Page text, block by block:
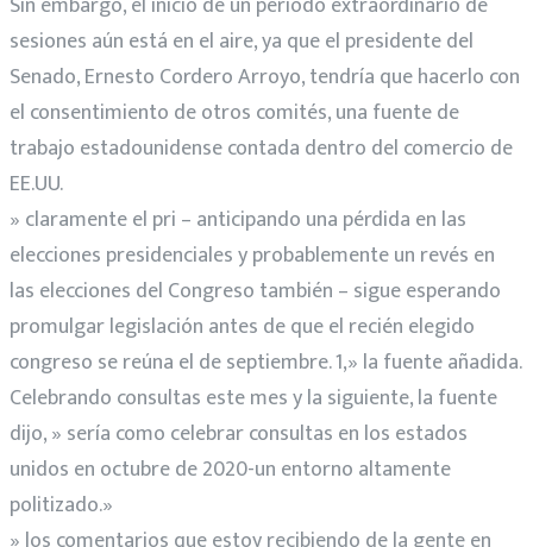
sesiones aún está en el aire, ya que el presidente del
Senado, Ernesto Cordero Arroyo, tendría que hacerlo con
el consentimiento de otros comités, una fuente de
trabajo estadounidense contada dentro del comercio de
EE.UU.
» claramente el pri – anticipando una pérdida en las
elecciones presidenciales y probablemente un revés en
las elecciones del Congreso también – sigue esperando
promulgar legislación antes de que el recién elegido
congreso se reúna el de septiembre. 1,» la fuente añadida.
Celebrando consultas este mes y la siguiente, la fuente
dijo, » sería como celebrar consultas en los estados
unidos en octubre de 2020-un entorno altamente
politizado.»